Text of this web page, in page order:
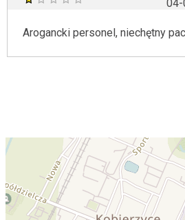
04-
Arogancki personel, niechętny